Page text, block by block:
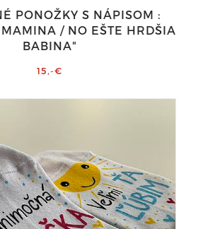
PONOŽKY S NÁPISOM :
/ NO EŠTE HRDŠIA
BABINA"
15,-€